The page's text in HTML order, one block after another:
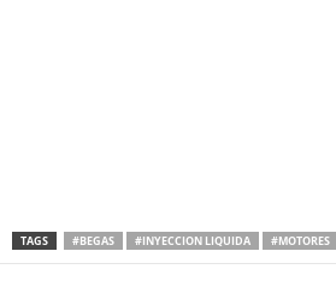
TAGS #BEGAS #INYECCION LIQUIDA #MOTORES